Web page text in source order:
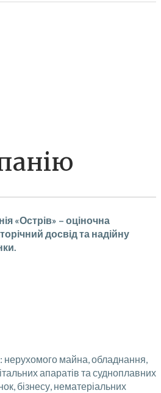
«Острів» – оціночна
досвід та надійну
нерухомого майна, обладнання,
апаратів та судноплавних
бізнесу, нематеріальних